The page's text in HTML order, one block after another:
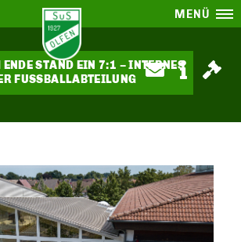
MENÜ
STAND EIN 7:1 – INTERNES
FUSSBALLABTEILUNG